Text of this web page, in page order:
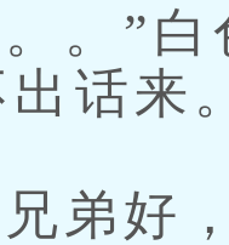
。”白
话来
弟好